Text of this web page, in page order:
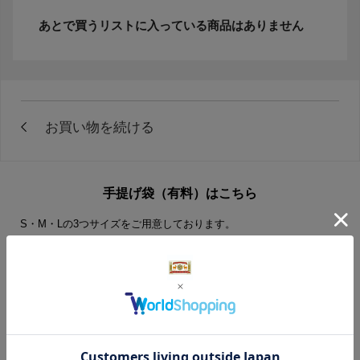
あとで買うリストに入っている商品はありません
手提げ袋（有料）はこちら
S・M・Lの3つサイズをご用意しております。